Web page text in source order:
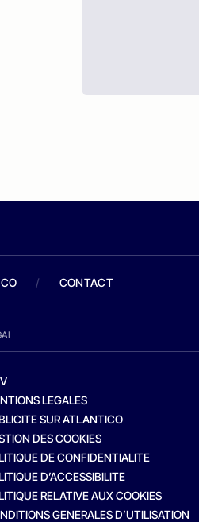
/ CONTACT
LEGALES
SUR ATLANTICO
DES COOKIES
DE CONFIDENTIALITE
D’ACCESSIBILITE
RELATIVE AUX COOKIES
GENERALES D’UTILISATION